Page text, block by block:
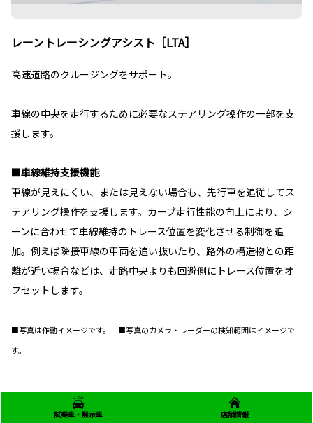
レーントレーシングアシスト［LTA］
高速道路のクルージングをサポート。
車線の中央を走行するために必要なステアリング操作の一部を支
援します。
■車線維持支援機能
車線が見えにくい、または見えない場合も、先行車を追従してス
テアリング操作を支援します。カーブ走行性能の向上により、シ
ーンに合わせて車線維持のトレース位置を変化させる制御を追
加。例えば隣接車線の車両を追い抜いたり、路外の構造物との距
離が近い場合などは、走路中央よりも回避側にトレース位置をオ
フセットします。
■写真は作動イメージです。 ■写真のカメラ・レーダーの検知範囲はイメージで
す。
試乗車・展示車 店舗情報